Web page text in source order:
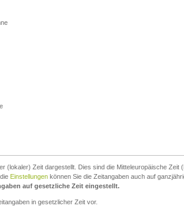
(lokaler) Zeit dargestellt. Dies sind die Mitteleuropäische Zeit
Einstellungen können Sie die Zeitangaben auch auf
auf gesetzliche Zeit eingestellt.
in gesetzlicher Zeit vor.